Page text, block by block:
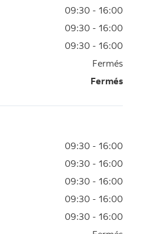
09:30 - 16:00
09:30 - 16:00
09:30 - 16:00
Fermés
Fermés
09:30 - 16:00
09:30 - 16:00
09:30 - 16:00
09:30 - 16:00
09:30 - 16:00